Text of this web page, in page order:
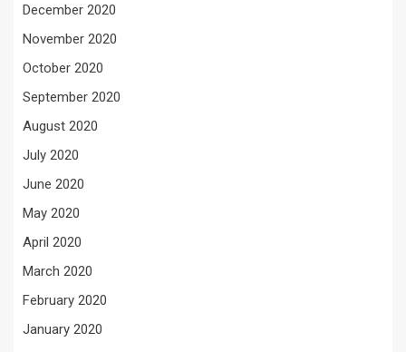
December 2020
November 2020
October 2020
September 2020
August 2020
July 2020
June 2020
May 2020
April 2020
March 2020
February 2020
January 2020